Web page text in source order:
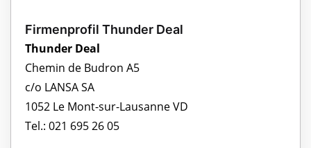
Firmenprofil Thunder Deal
Thunder Deal
Chemin de Budron A5
c/o LANSA SA
1052 Le Mont-sur-Lausanne VD
Tel.: 021 695 26 05